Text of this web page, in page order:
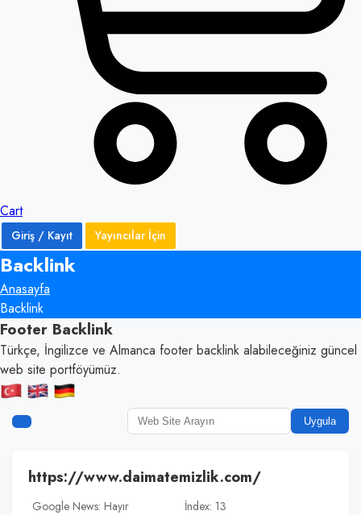
Cart
Giriş / Kayıt Yayıncılar İçin
Backlink
Anasayfa
Backlink
Footer Backlink
Türkçe, İngilizce ve Almanca footer backlink alabileceğiniz güncel
web site portföyümüz.
Uygula
https://www.daimatemizlik.com/
Google News: Hayır
İndex: 13